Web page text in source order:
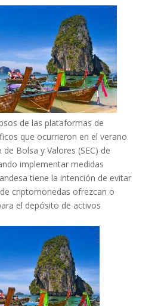
de las plataformas de
que ocurrieron en el verano
Bolsa y Valores (SEC) de
implementar medidas
tiene la intención de evitar
criptomonedas ofrezcan o
el depósito de activos